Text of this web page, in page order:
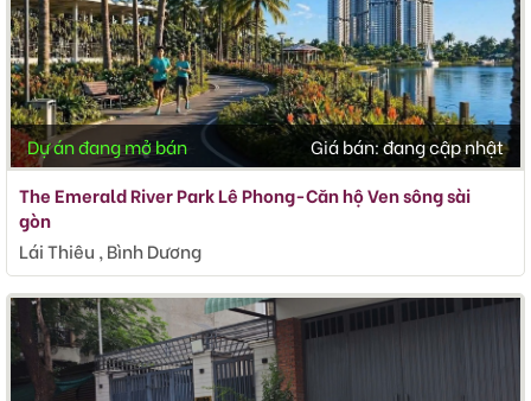
Dự án đang mở bán Giá bán:đang cập nhật
The Emerald River Park Lê Phong-Căn hộ Ven sông sài
gòn
Lái Thiêu , Bình Dương